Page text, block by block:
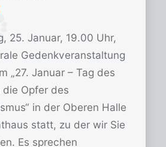
25. Januar, 19.00 Uhr,
Gedenkveranstaltung
„27. Januar – Tag des
die Opfer des
in der Oberen Halle
statt, zu der wir Sie
Es sprechen